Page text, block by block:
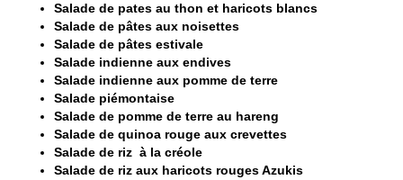
Salade de pates au thon et haricots blancs
Salade de pâtes aux noisettes
Salade de pâtes estivale
Salade indienne aux endives
Salade indienne aux pomme de terre
Salade piémontaise
Salade de pomme de terre au hareng
Salade de quinoa rouge aux crevettes
Salade de riz à la créole
Salade de riz aux haricots rouges Azukis